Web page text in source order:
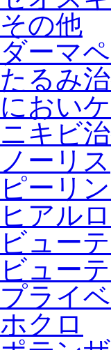
その他
ダーマ
たるみ
におい
ニキビ
ノーリス
ピーリ
ヒアル
ビュー
ビュー
プライ
ホクロ